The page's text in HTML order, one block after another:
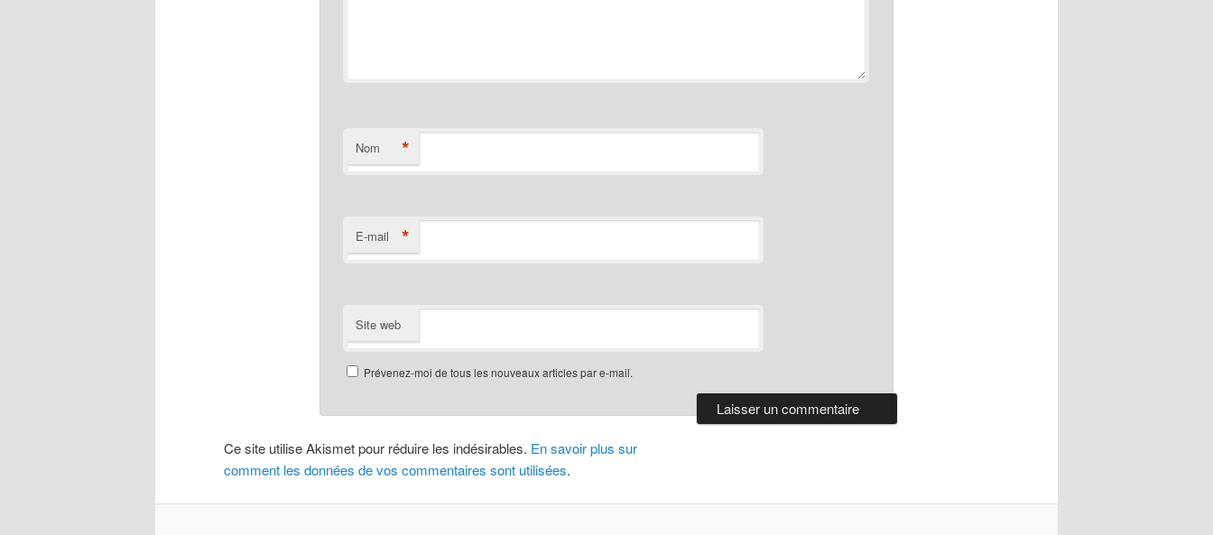
Nom *
E-mail *
Site web
Prévenez-moi de tous les nouveaux articles par e-mail.
Ce site utilise Akismet pour réduire les indésirables. En savoir plus sur
comment les données de vos commentaires sont utilisées.